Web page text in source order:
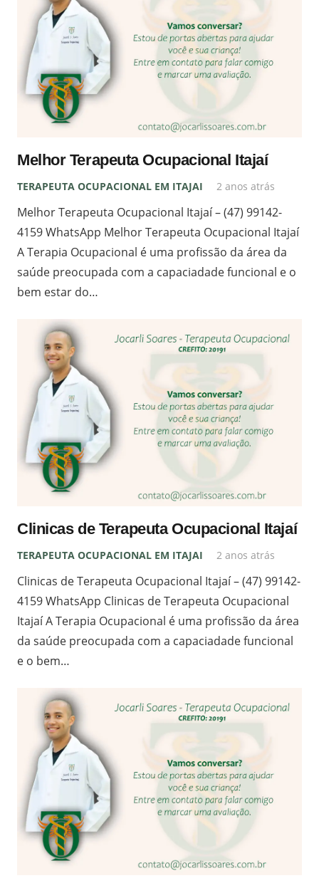
Melhor Terapeuta Ocupacional Itajaí
TERAPEUTA OCUPACIONAL EM ITAJAI 2 anos atrás
Melhor Terapeuta Ocupacional Itajaí – (47) 99142-
4159 WhatsApp Melhor Terapeuta Ocupacional Itajaí
A Terapia Ocupacional é uma profissão da área da
saúde preocupada com a capaciadade funcional e o
bem estar do…
Clinicas de Terapeuta Ocupacional Itajaí
TERAPEUTA OCUPACIONAL EM ITAJAI 2 anos atrás
Clinicas de Terapeuta Ocupacional Itajaí – (47) 99142-
4159 WhatsApp Clinicas de Terapeuta Ocupacional
Itajaí A Terapia Ocupacional é uma profissão da área
da saúde preocupada com a capaciadade funcional
e o bem…